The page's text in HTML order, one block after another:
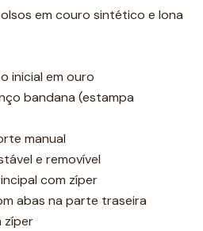
em couro sintético e lona
inicial em ouro
bandana (estampa
manual
e removível
com zíper
abas na parte traseira
zíper